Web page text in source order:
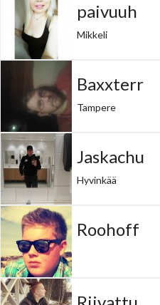
paivuuh
Mikkeli
Baxxterr
Tampere
Jaskachu
Hyvinkää
Roohoff